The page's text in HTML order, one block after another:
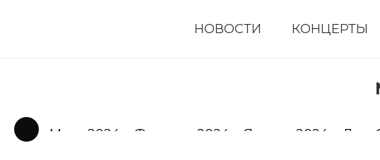
НОВОСТИ КОНЦЕРТЫ
Март 2024 Февраль 2024 Январь 2024